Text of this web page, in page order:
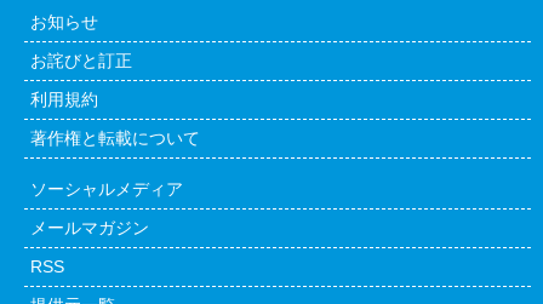
お知らせ
お詫びと訂正
利用規約
著作権と転載について
ソーシャルメディア
メールマガジン
RSS